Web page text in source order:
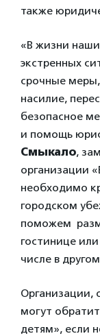
также
«В жизни
экстренных
срочные
насилие,
безопасное
и помощь
Смыкало,
организации
необходимо
городском
поможем
гостинице
числе в
могут
детям», если